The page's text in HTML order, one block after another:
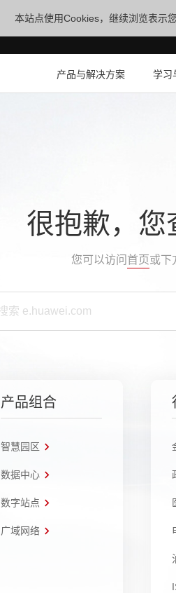
本站点使用Cookies，继续浏览表示
产品与解决方案 学习
很抱歉，您
您可以访问 首页或下
产品组合
智慧园区
数据中心
数字站点
广域网络